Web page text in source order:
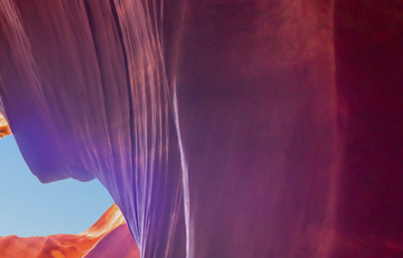
DX研修
Google WorkspaceDX研修